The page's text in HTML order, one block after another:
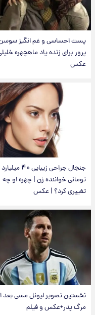
پست احساسی و غم انگیز سوسن
پرور برای زنده یاد ماهچهره خلیلی+
عکس
جنجال جراحی زیبایی ۴۰ میلیارد
تومانی خواننده زن | چهره او چه
تغییری کرد؟ | عکس
نخستین تصویر لیونل مسی بعد از
مرگ پدر+عکس و فیلم